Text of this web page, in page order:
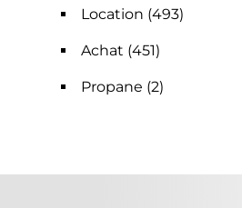
Location (493)
Achat (451)
Propane (2)